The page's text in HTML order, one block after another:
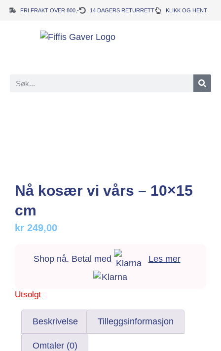
FRI FRAKT OVER 800,- 14 DAGERS RETURRETT KLIKK OG HENT
Nå kosær vi vårs – 10×15
cm
kr 249,00
Shop nå. Betal med Les mer
Utsolgt
Beskrivelse Tilleggsinformasjon
Omtaler (0)